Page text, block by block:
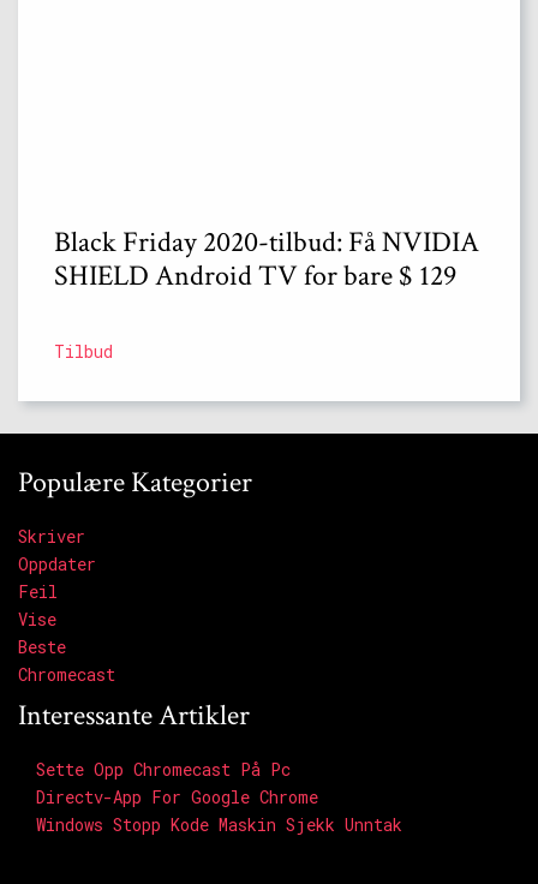
Black Friday 2020-tilbud: Få NVIDIA
SHIELD Android TV for bare $ 129
Tilbud
Populære Kategorier
Skriver
Oppdater
Feil
Vise
Beste
Chromecast
Interessante Artikler
Sette Opp Chromecast På Pc
Directv-App For Google Chrome
Windows Stopp Kode Maskin Sjekk Unntak